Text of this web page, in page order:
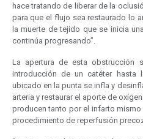
hace tratando de liberar de la
para que el flujo sea restaurado lo
la muerte de tejido que se inicia
continúa progresando”.
La apertura de esta obstrucción
introducción de un catéter hasta
ubicado en la punta se infla y
arteria y restaurar el aporte de
producen tanto por el infarto
procedimiento de reperfusión